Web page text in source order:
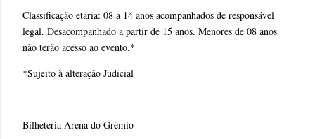
Classificação etária: 08 a 14 anos acompanhados de responsável
legal. Desacompanhado a partir de 15 anos. Menores de 08 anos
não terão acesso ao evento.*
*Sujeito à alteração Judicial
Bilheteria Arena do Grêmio